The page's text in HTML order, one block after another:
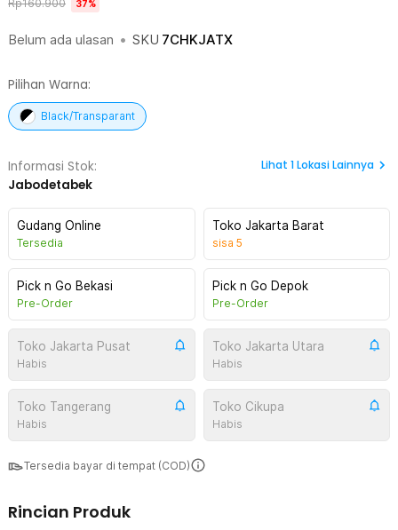
Belum ada ulasan • SKU 7CHKJATX
Rp160.900 37%
Pilihan Warna:
Black/Transparant
Informasi Stok:
Jabodetabek
Lihat 1Lokasi Lainnya
Gudang Online
Tersedia
Toko Jakarta Barat
sisa 5
Pick n Go Bekasi
Pre-Order
Pick n Go Depok
Pre-Order
Toko Jakarta Pusat
Habis
Toko Jakarta Utara
Habis
Toko Tangerang
Habis
Toko Cikupa
Habis
Tersedia bayar di tempat (COD)
Rincian Produk